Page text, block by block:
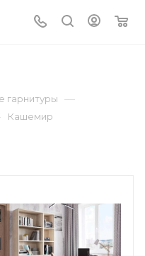
гарнитуры —
Кашемир